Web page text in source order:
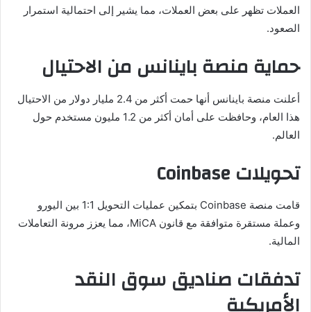
العملات تظهر على بعض العملات، مما يشير إلى احتمالية استمرار
الصعود.
حماية منصة باينانس من الاحتيال
أعلنت منصة باينانس أنها حمت أكثر من 2.4 مليار دولار من الاحتيال
هذا العام، وحافظت على أمان أكثر من 1.2 مليون مستخدم حول
العالم.
تحويلات Coinbase
قامت منصة Coinbase بتمكين عمليات التحويل 1:1 بين اليورو
وعملة مستقرة متوافقة مع قانون MiCA، مما يعزز مرونة التعاملات
المالية.
تدفقات صناديق سوق النقد